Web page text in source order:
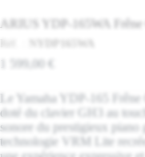
ARIUS YDP-165WA Frêne
1 599,00 €
Le Yamaha YDP-165 Frêne
doté du clavier GH3 au
sonore du prestigieux piano
technologie VRM Lite